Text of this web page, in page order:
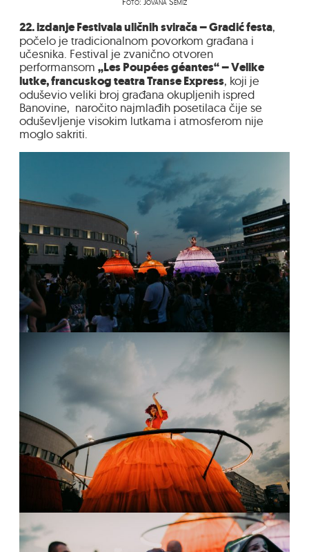
22. izdanje Festivala uličnih svirača – Gradić festa,
počelo je tradicionalnom povorkom građana i
učesnika. Festival je zvanično otvoren
performansom „Les Poupées géantes“ – Velike
lutke, francuskog teatra Transe Express, koji je
oduševio veliki broj građana okupljenih ispred
Banovine, naročito najmlađih posetilaca čije se
oduševljenje visokim lutkama i atmosferom nije
moglo sakriti.